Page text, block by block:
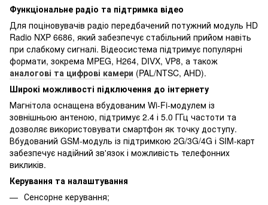
Функціональне радіо та підтримка відео
Для поціновувачів радіо передбачений потужний модуль HD
Radio NXP 6686, який забезпечує стабільний прийом навіть
при слабкому сигналі. Відеосистема підтримує популярні
формати, зокрема MPEG, H264, DIVX, VP8, а також
аналогові та цифрові камери (PAL/NTSC, AHD).
Широкі можливості підключення до інтернету
Магнітола оснащена вбудованим Wi-Fi-модулем із
зовнішньою антеною, підтримує 2.4 і 5.0 ГГц частоти та
дозволяє використовувати смартфон як точку доступу.
Вбудований GSM-модуль із підтримкою 2G/3G/4G і SIM-карт
забезпечує надійний зв'язок і можливість телефонних
викликів.
Керування та налаштування
Сенсорне керування;